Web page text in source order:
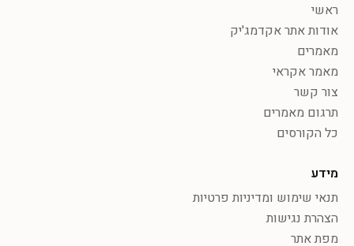
ראשי
אודות אתר אקדמג'יק
מאמרים
מאמר אקראי
צור קשר
תרגום מאמרים
כל הקורסים
מידע
תנאי שימוש ומדיניות פרטיות
הצהרת נגישות
מפת אתר